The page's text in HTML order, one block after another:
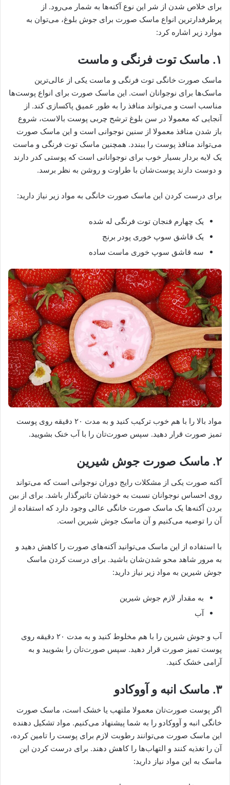
برای خلاص شدن از شر این نوع آکنه‌ها به شمار می‌رود. از
پرطرفدارترین انواع ماسک صورت برای جوش بلوغ، می‌توان به
موارد زیر اشاره کرد:
۱. ماسک توت فرنگی و ماست
ماسک صورت خانگی توت فرنگی و ماست یکی از عالی‌ترین
ماسک‌ها برای نوجوانان است. این ماسک صورت برای انواع پوست‌ها
مناسب است و می‌تواند منافذ را به طور عمیق پاکسازی کند. از
آنجایی که معمولا در سن بلوغ ترشح چربی پوست بالاست، شروع
باز شدن منافذ معمولا از سنین نوجوانی است و این ماسک صورت
می‌تواند منافذ پوست را ببندد. همچنین ماسک توت فرنگی و ماست
یک لایه بردار بسیار خوب برای نوجوانانی است که پوستی کدر دارند
و دوست دارند پوست‌شان با طراوت و روشن به نظر برسد.
برای درست کردن این ماسک صورت خانگی به مواد زیر نیاز دارید:
یک چهارم فنجان توت فرنگی له شده
یک قاشق سوپ خوری پودر برنج
سه قاشق سوپ خوری ماست ساده
مواد بالا را با هم خوب ترکیب کنید و به مدت ۲۰ دقیقه روی پوست
تمیز صورت قرار دهید. سپس صورت‌تان را با آب خنک بشویید.
۲. ماسک صورت جوش شیرین
آکنه صورت یکی از مشکلات رایج دوران نوجوانی است که می‌تواند
روی احساس نوجوانان نسبت به خودشان تاثیرگذار باشد. برای از بین
بردن آکنه‌ها یک ماسک صورت خانگی عالی وجود دارد که استفاده از
آن را توصیه می‌کنیم و آن ماسک جوش شیرین است.
با استفاده از این ماسک می‌توانید آکنه‌های صورت را کاهش دهید و
به مرور شاهد محو شدن‌شان باشید. برای درست کردن ماسک
جوش شیرین به مواد زیر نیاز دارید:
به مقدار لازم جوش شیرین
آب
آب و جوش شیرین را با هم مخلوط کنید و به مدت ۲۰ دقیقه روی
پوست تمیز صورت قرار دهید. سپس صورت‌تان را بشویید و به
آرامی خشک کنید.
۳. ماسک انبه و آووکادو
اگر پوست صورت‌تان معمولا ملتهب یا خشک است، ماسک صورت
خانگی انبه و آووکادو را به شما پیشنهاد می‌کنیم. مواد تشکیل دهنده
این ماسک صورت می‌توانند رطوبت لازم برای پوست را تامین کرده،
آن را تغذیه کنند و التهاب‌ها را کاهش دهند. برای درست کردن این
ماسک به این مواد نیاز دارید: